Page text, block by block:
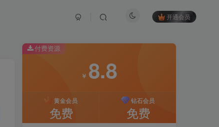
开通会员
付费资源
￥ 8.8
黄金会员
免费
钻石会员
免费